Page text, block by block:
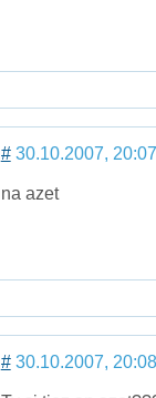
#30.10.2007, 20:07
na azet
#30.10.2007, 20:08